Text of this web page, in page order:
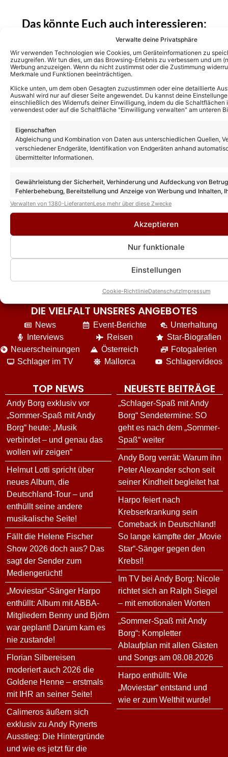
Verwalte deine Privatsphäre
Wir verwenden Technologien wie Cookies, um Geräteinformationen zu
zuzugreifen. Wir tun dies, um das Browsing-Erlebnis zu verbessern und um
Werbung anzuzeigen. Wenn du nicht zustimmst oder die Zustimmung
Merkmale und Funktionen beeinträchtigen.
Klicke unten, um dem oben Gesagten zuzustimmen oder eine detaillierte
Auswahl wird nur auf dieser Seite angewendet. Du kannst deine
einschließlich des Widerrufs deiner Einwilligung, indem du die
verwendest oder auf die Schaltfläche "Einwilligung verwalten" am unteren
Eigenschaften
Abgleichung und Kombination von Daten aus unterschiedlichen Quellen,
verschiedener Endgeräte, Identifikation von Endgeräten anhand
übermittelter Informationen.
Gewährleistung der Sicherheit, Verhinderung und Aufdeckung von
Fehlerbehebung, Bereitstellung und Anzeige von Werbung und Inhalten,
Entscheidungen zum Datenschutz speichern und übermitteln.
Verwalten von 1380-LieferantenLese mehr über diese Zwecke
Akzeptieren
Nur funktionale
Einstellungen
Cookie-RichtlinieDatenschutzImpressum
Das könnte Euch auch interessieren:
um: Hier finden sie ihr neues Zuhause
Andrea Berg – Das kann uns keiner
nehmen (Offizielles Musikvideo)
Goldene Henne 2026: Diese Stars treten in
diesem Jahr bei der Gala auf
Andrea Berg feiert mit neuem Song TV-
Premiere bei Giovanni Zarrellas
„Sommerparty“
DIE VIELFALT UNSERES ANGEBOTES
News
Interviews
Neuerscheinungen
Schlager im TV
Event-Berichte
Reisen
Österreich
Mallorca
Unterhaltung
Star-Biografien
Fotogalerien
Schlagervideos
TOP NEWS
Andy Borg exklusiv vor
„Sommer-Spaß mit Andy
Borg“ heute: „Musik
verbindet – und genau das
wollen wir zeigen“
Helmut Lotti spricht über
neues Album, die
Deutschland-Tour – und
enthüllt seine andere
musikalische Seite!
Fällt die Helene Fischer
Show 2026 doch aus? Das
sagt der Sender zum
Mediengerücht!
„Moviestar“-Sänger Harpo
enthüllt: Album mit ABBA-
Mitgliedern Benny und Björn
war geplant! Darum kam es
nie zustande!
Florian Silbereisen
moderiert auch 2026 die
Goldene Henne – erstmals
mit IHR an seiner Seite!
Calimeros äußern sich
exklusiv zu Andy Rynerts
Ausstieg: Die Hintergründe
und wie es jetzt für die
NEUESTE BEITRÄGE
„Schlager-Spaß mit Andy
Borg“ Sendetermine: SO
geht es nach dem „Sommer-
Spaß“ weiter
Andy Borg verrät: Warum ihn
Peter Alexander schon seit
seiner Kindheit begleitet hat
Harpo feiert nach
Krebserkrankung sein
Comeback in Deutschland!
So lange kämpfte der „Movie
Star“-Sänger gegen den
Krebs!!
Im TV bei Andy Borg: Nicole
richtet sich an Ralph Siegel
– mit emotionalen Worten
„Sommer-Spaß mit Andy
Borg“: Kompletter
Ablaufplan mit allen Gästen
und Songs am 08.08.2026
Harpo enthüllt: Wie
„Moviestar“ entstand und
wie er zum Welthit wurde!